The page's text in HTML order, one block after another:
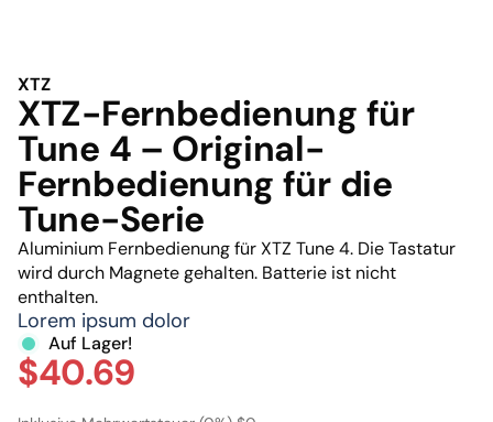
XTZ
XTZ-Fernbedienung für
Tune 4 – Original-
Fernbedienung für die
Tune-Serie
Aluminium Fernbedienung für XTZ Tune 4. Die Tastatur
wird durch Magnete gehalten. Batterie ist nicht
enthalten.
Lorem ipsum dolor
Auf Lager!
$40.69